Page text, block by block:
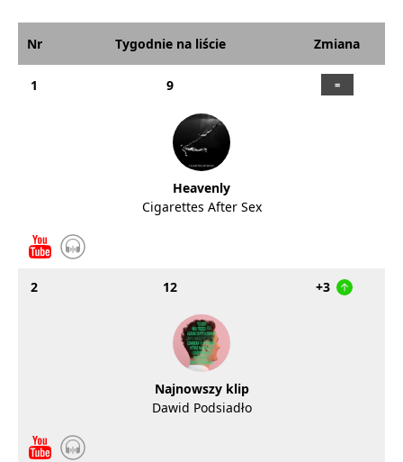
Nr Tygodnie na liście Zmiana
1 9
Heavenly
Cigarettes After Sex
2 12 +3
Najnowszy klip
Dawid Podsiadło